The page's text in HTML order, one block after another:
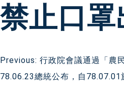
內
容
禁止口罩
文
Previous: 行政院會議通過「農
78.06.23總統公布，自78.07.01